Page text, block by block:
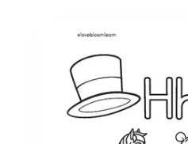
Sin preparación (basta
La participación
Desarrolla la
Las tareas breves y